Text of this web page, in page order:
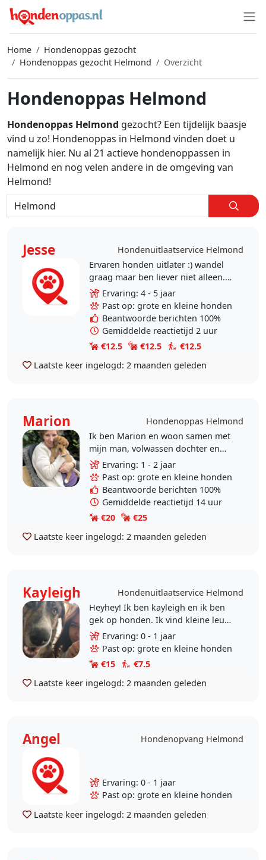
Home
Hondenoppas gezocht
Hondenoppas gezocht Helmond
Overzicht
Hondenoppas Helmond
Hondenoppas Helmond gezocht? Een tijdelijk baasje
vind u zo! Hondenoppas in Helmond vinden doet u
namelijk hier. Nu al 21 actieve hondenoppassen in
Helmond en nog velen andere in de omgeving van
Helmond!
Jesse
Hondenuitlaatservice Helmond
Ervaren honden uitlater :) wandel
graag maar ben liever niet alleen.
Heeft jou hondje extra kilometers
nodig? Heeft jou hondje meer
aandacht..
Ervaring: 4 - 5 jaar
Past op: grote en kleine honden
Beantwoorde berichten 100%
Gemiddelde reactietijd 2 uur
€12.5
€12.5
€12.5
Laatste keer ingelogd: 2 maanden geleden
Marion
Hondenoppas Helmond
Ik ben Marion en woon samen met
mijn man, volwassen dochter en
twee hele lieve honden in een
bosrijke omgeving in Helmond. Het
zijn een golden..
Ervaring: 1 - 2 jaar
Past op: grote en kleine honden
Beantwoorde berichten 100%
Gemiddelde reactietijd 14 uur
€20
€25
Laatste keer ingelogd: 2 maanden geleden
Kayleigh
Hondenuitlaatservice Helmond
Heyhey! Ik ben kayleigh en ik ben
gek op honden. Ik vind kleine leuk
maar hou ook van honden ter
grootte van een kalfje. Ik ben
zelfstandig en..
Ervaring: 0 - 1 jaar
Past op: grote en kleine honden
€15
€7.5
Laatste keer ingelogd: 2 maanden geleden
Angel Hondenopvang Helmond
Ervaring: 0 - 1 jaar
Past op: grote en kleine honden
Laatste keer ingelogd: 2 maanden geleden